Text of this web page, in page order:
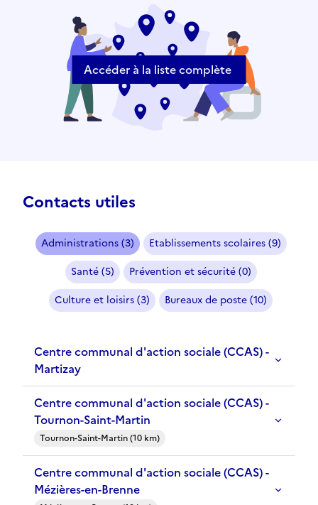
Accéder à la liste complète
Contacts utiles
Administrations (3)
Etablissements scolaires (9)
Santé (5)
Prévention et sécurité (0)
Culture et loisirs (3)
Bureaux de poste (10)
Centre communal d'action sociale (CCAS) -
Martizay
Centre communal d'action sociale (CCAS) -
Tournon-Saint-Martin
Tournon-Saint-Martin (10 km)
Centre communal d'action sociale (CCAS) -
Mézières-en-Brenne